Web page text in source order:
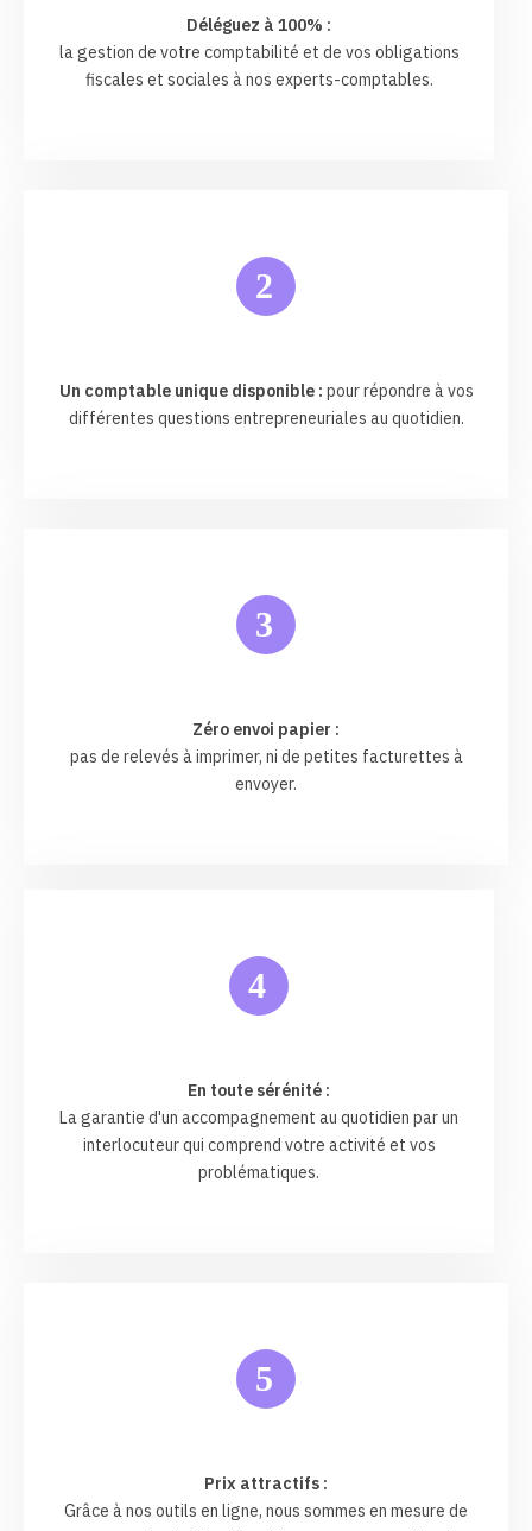
Déléguez à 100% :
la gestion de votre comptabilité et de vos obligations
fiscales et sociales à nos experts-comptables.
2
Un comptable unique disponible : pour répondre à vos
différentes questions entrepreneuriales au quotidien.
3
Zéro envoi papier :
pas de relevés à imprimer, ni de petites facturettes à
envoyer.
4
En toute sérénité :
La garantie d'un accompagnement au quotidien par un
interlocuteur qui comprend votre activité et vos
problématiques.
5
Prix attractifs :
Grâce à nos outils en ligne, nous sommes en mesure de